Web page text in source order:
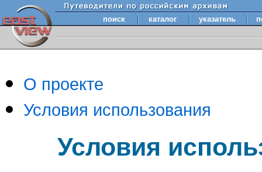
поиск каталог указатель
О проекте
Условия использования
Условия